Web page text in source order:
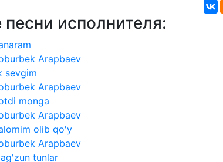
песни исполнителя:
Arapbaev
sevgim
Arapbaev
monga
Arapbaev
olib qo'y
Arapbaev
tunlar